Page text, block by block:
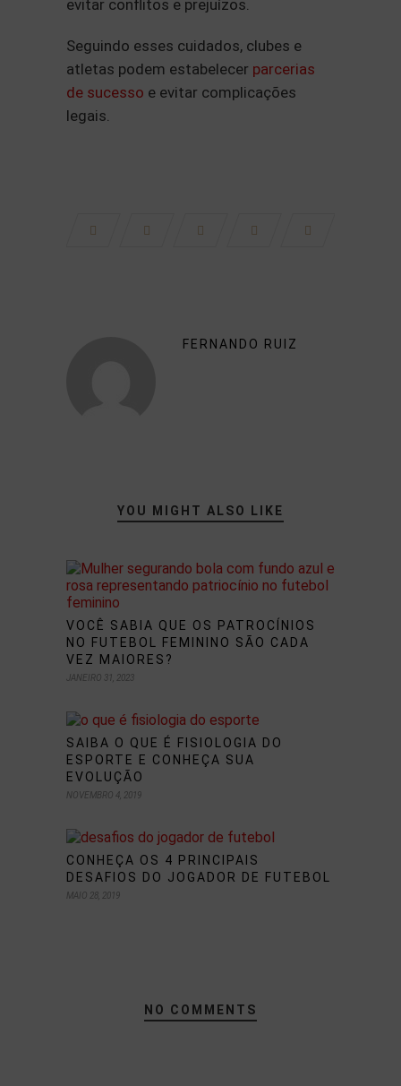
evitar conflitos e prejuízos.
Seguindo esses cuidados, clubes e
atletas podem estabelecer parcerias
de sucesso e evitar complicações
legais.
FERNANDO RUIZ
YOU MIGHT ALSO LIKE
VOCÊ SABIA QUE OS PATROCÍNIOS
NO FUTEBOL FEMININO SÃO CADA
VEZ MAIORES?
JANEIRO 31, 2023
SAIBA O QUE É FISIOLOGIA DO
ESPORTE E CONHEÇA SUA
EVOLUÇÃO
NOVEMBRO 4, 2019
CONHEÇA OS 4 PRINCIPAIS
DESAFIOS DO JOGADOR DE FUTEBOL
MAIO 28, 2019
NO COMMENTS